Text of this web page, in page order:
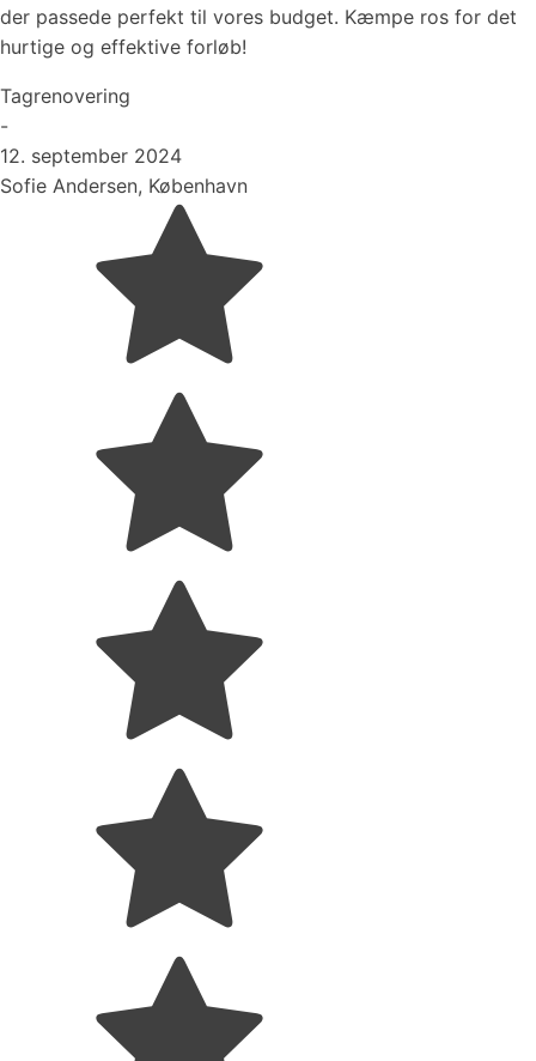
der passede perfekt til vores budget. Kæmpe ros for det
hurtige og effektive forløb!
Tagrenovering
-
12. september 2024
Sofie Andersen, København